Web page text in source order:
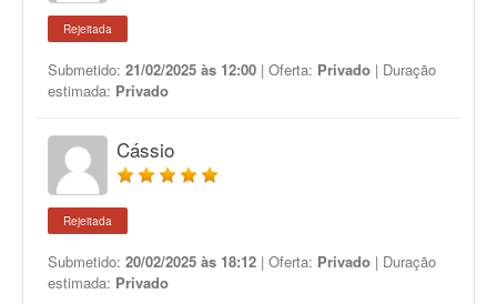
Rejeitada
Submetido: 21/02/2025 às 12:00 | Oferta: Privado | Duração
estimada: Privado
Cássio
Rejeitada
Submetido: 20/02/2025 às 18:12 | Oferta: Privado | Duração
estimada: Privado